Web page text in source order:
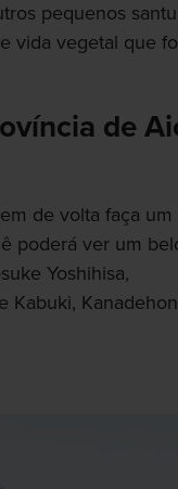
pequenos
vida vegetal que
de
de volta faça um
poderá ver um
Yoshihisa,
Kabuki, Kanadehon